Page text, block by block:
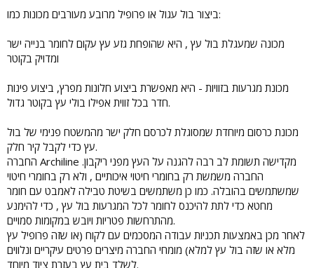
ביצור בול עגול או פרופיל מרובע מעורבים מכונות כמו:
מכונה שמעגלת בול עץ , היא שהופחת גזע עץ עקום לחומר בנייה ישר
ומדויק בקוטר
מכונת מגרעות בזוויות - היא מאפשרת ביצוע חלונות מפרץ, ביצוע פינות
חדר בכל זווית אפילו בולי עץ בקוטר גדול.
מכונת כרסום מיוחדת שמסוגלת לכרסם חלק ישר מהמשטח פנימי של בול
עץ כדי לקבל קיר חלק.
החברה Archiline מקדישה תשומת לב רבה להגנה על העץ מפני ריקבון.
החברה משמשת רק בחומרי חיטוי איכותיים , ולא רק בחומרי חיטוי
שמשתמשים בהובלה. כמו כן משתמשים בשיטת טבילה לאמבט עם חומר
מחטא כדי לתת להיכנס לחומר לכל המגרעות בול עץ , כדי להימנע
מהתרחשות פטריות ויובש במקומות סמויים.
לאחר מכן באמצעות תכניות עבודה המסכמים עם לקוח (או שזה פרופיל עץ
מלא או שזה בול עץ למלא) מומחי החברה מיצרים פרטים עיקריים ונלווים
לשלד בית עץ בעזרת ציוד מיוחד.